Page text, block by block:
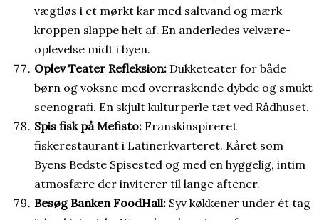
vægtløs i et mørkt kar med saltvand og mærk
kroppen slappe helt af. En anderledes velvære-
oplevelse midt i byen.
Oplev Teater Refleksion: Dukketeater for både
børn og voksne med overraskende dybde og smukt
scenografi. En skjult kulturperle tæt ved Rådhuset.
Spis fisk på Mefisto: Franskinspireret
fiskerestaurant i Latinerkvarteret. Kåret som
Byens Bedste Spisested og med en hyggelig, intim
atmosfære der inviterer til lange aftener.
Besøg Banken FoodHall: Syv køkkener under ét tag